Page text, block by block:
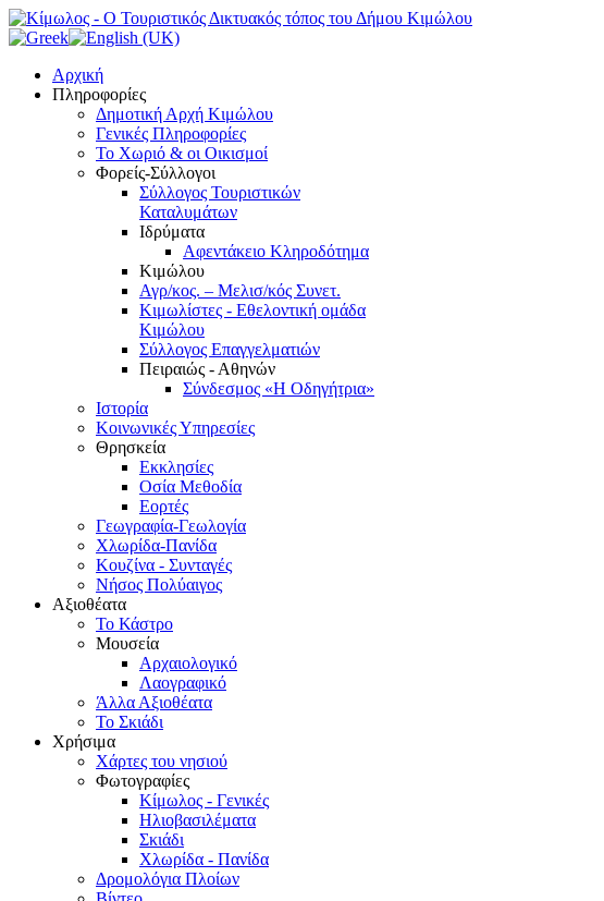
Αρχική
Πληροφορίες
Δημοτική Αρχή Κιμώλου
Γενικές Πληροφορίες
Το Xωριό & οι Οικισμοί
Φορείς-Σύλλογοι
Σύλλογος Τουριστικών
Καταλυμάτων
Ιδρύματα
Αφεντάκειο Κληροδότημα
Κιμώλου
Αγρ/κος. – Μελισ/κός Συνετ.
Κιμωλίστες - Εθελοντική ομάδα
Κιμώλου
Σύλλογος Επαγγελματιών
Πειραιώς - Αθηνών
Σύνδεσμος «Η Οδηγήτρια»
Ιστορία
Κοινωνικές Υπηρεσίες
Θρησκεία
Εκκλησίες
Οσία Μεθοδία
Εορτές
Γεωγραφία-Γεωλογία
Χλωρίδα-Πανίδα
Κουζίνα - Συνταγές
Νήσος Πολύαιγος
Αξιοθέατα
Το Κάστρο
Μουσεία
Αρχαιολογικό
Λαογραφικό
Άλλα Αξιοθέατα
Το Σκιάδι
Χρήσιμα
Χάρτες του νησιού
Φωτογραφίες
Κίμωλος - Γενικές
Ηλιοβασιλέματα
Σκιάδι
Χλωρίδα - Πανίδα
Δρομολόγια Πλοίων